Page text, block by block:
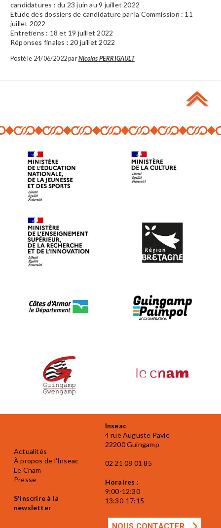
candidatures : du 23 juin au 9 juillet 2022
Etude des dossiers de candidature par la Commission : 11
juillet 2022
Entretiens : 18 et 19 juillet 2022
Réponses finales : 20 juillet 2022
Posté le 24/06/2022 parNicolas PERRIGAULT
Actualités
À propos de l'Inseac
Le Cnam
Presse
S'inscrire à la
newsletter
Inseac
4 rue Auguste Pavie
22200 Guingamp
02 21 08 01 85
Horaires :
9:00-12:30
13:30-17:15